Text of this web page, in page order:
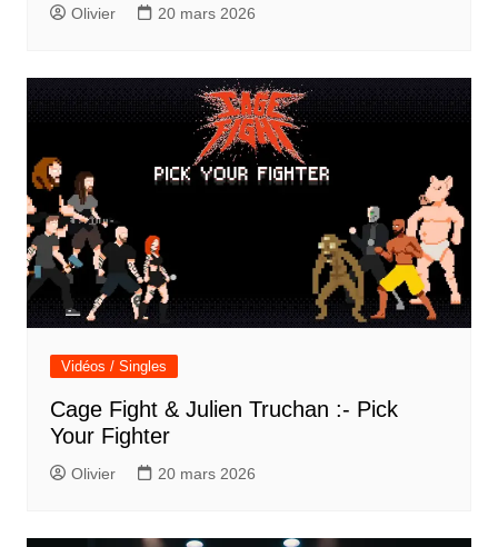
Olivier 20 mars 2026
Vidéos / Singles
Cage Fight & Julien Truchan :- Pick
Your Fighter
Olivier 20 mars 2026